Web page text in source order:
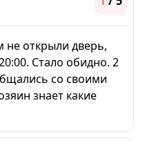
открыли дверь,
Стало обидно. 2
со своими
знает какие